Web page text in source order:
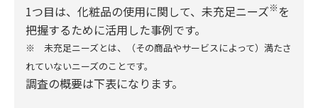
1つ目は、化粧品の使用に関して、未充足ニーズ※ を
把握するために活用した事例です。
※ 未充足ニーズとは、（その商品やサービスによって）満たさ
れていないニーズのことです。
調査の概要は下表になります。